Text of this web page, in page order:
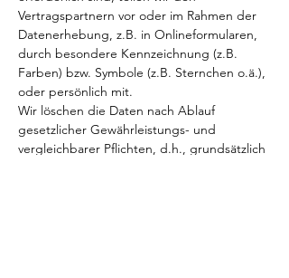
Vertragspartnern vor oder im Rahmen der
Datenerhebung, z.B. in Onlineformularen,
durch besondere Kennzeichnung (z.B.
Farben) bzw. Symbole (z.B. Sternchen o.ä.),
oder persönlich mit.
Wir löschen die Daten nach Ablauf
gesetzlicher Gewährleistungs- und
vergleichbarer Pflichten, d.h., grundsätzlich